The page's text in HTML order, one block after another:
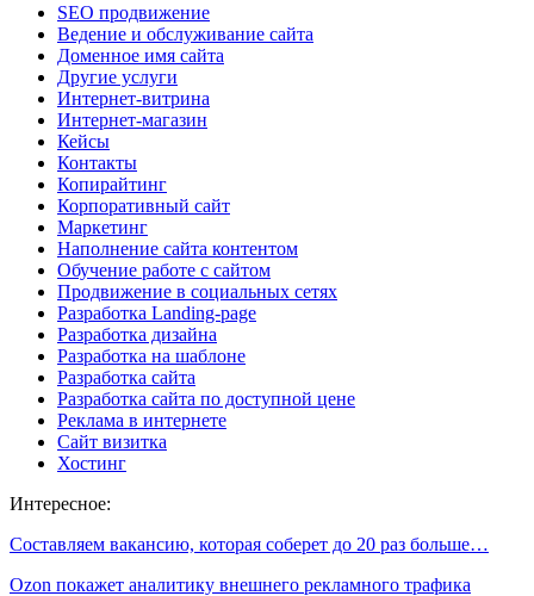
SEO продвижение
Ведение и обслуживание сайта
Доменное имя сайта
Другие услуги
Интернет-витрина
Интернет-магазин
Кейсы
Контакты
Копирайтинг
Корпоративный сайт
Маркетинг
Наполнение сайта контентом
Обучение работе с сайтом
Продвижение в социальных сетях
Разработка Landing-page
Разработка дизайна
Разработка на шаблоне
Разработка сайта
Разработка сайта по доступной цене
Реклама в интернете
Сайт визитка
Хостинг
Интересное:
Составляем вакансию, которая соберет до 20 раз больше…
Ozon покажет аналитику внешнего рекламного трафика